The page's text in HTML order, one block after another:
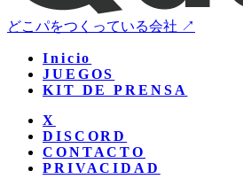
どこパをつくっている会社 ↗
Inicio
JUEGOS
KIT DE PRENSA
X
DISCORD
CONTACTO
PRIVACIDAD